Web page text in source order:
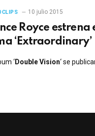
10 julio 2015
Royce estrena
‘Extraordinary’
‘Double Vision‘ se